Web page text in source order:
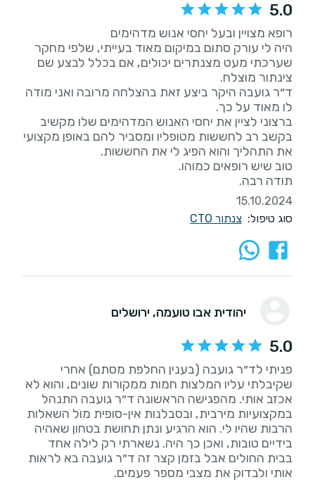
5.0
היה לי עורק סתום במיקום מאוד בעייתי, שלפי מחקר
שערכתי מעט מצנתרים יכולים, אם בכלל לבצע שם
ד״ר גועבה היקר ביצע זאת בהצלחה מרובה ואני מודה
ברצוני לציין את יחסי האנוש המדהימים שלו מקשיב
בקשב רב לחששות מטופליו ומסביר להם באופן מקצועי
תודה רבה.
15.10.2024
סוג טיפול: צנתור CTO
יהודית אבו טועמה, ירושלים
5.0
פניתי לד״ר גועבה (בענין החלפת מסתם) אחרי
שקיבלתי עליו המלצות חמות ממקורות שונים, והוא לא
אכזב אותי. מהפגישה הראשונה ד״ר גועבה התנהל
במקצועיות מירבית, ובסבלנות אין-סופית מול השאלות
הרבות שהיו לי. הוא הרגיע ונתן תחושת בטחון שאהיה
בידיים טובות, ואכן כך היה. נשארתי רק לילה אחד
בבית החולים אבל בזמן קצר זה ד״ר גועבה בא לראות
אותי ולבדוק את מצבי מספר פעמים.